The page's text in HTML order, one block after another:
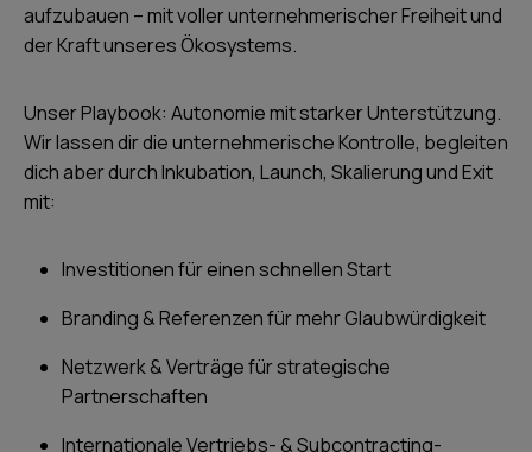
aufzubauen – mit voller unternehmerischer Freiheit und
der Kraft unseres Ökosystems.
Unser Playbook: Autonomie mit starker Unterstützung.
Wir lassen dir die unternehmerische Kontrolle, begleiten
dich aber durch Inkubation, Launch, Skalierung und Exit
mit:
Investitionen für einen schnellen Start
Branding & Referenzen für mehr Glaubwürdigkeit
Netzwerk & Verträge für strategische
Partnerschaften
Internationale Vertriebs- & Subcontracting-